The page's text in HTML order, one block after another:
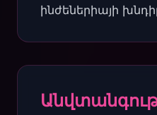
ինժեներիայի